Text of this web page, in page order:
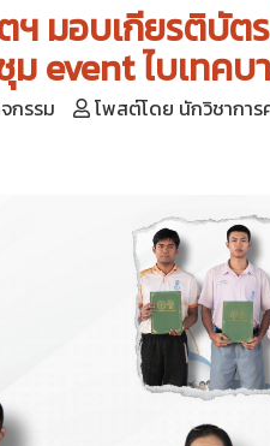
ฯ มอบเกียรติบัต
event ไบเทคบ
กรรม
โพสต์โดย นักวิชากา